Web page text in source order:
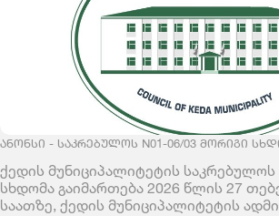
ᲐᲜᲝᲜᲡᲘ - ᲡᲐᲙᲠᲔᲑᲣᲚᲝᲡ N01-06/03 ᲛᲝᲠᲘᲒᲘ
ქედის მუნიციპალიტეტის საკრებულოს
სხდომა გაიმართება 2026 წლის 27
საათზე, ქედის მუნიციპალიტეტის